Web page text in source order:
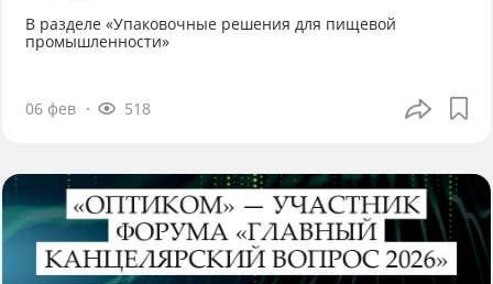
В разделе «Упаковочные решения для пищевой
промышленности»
06 фев 518